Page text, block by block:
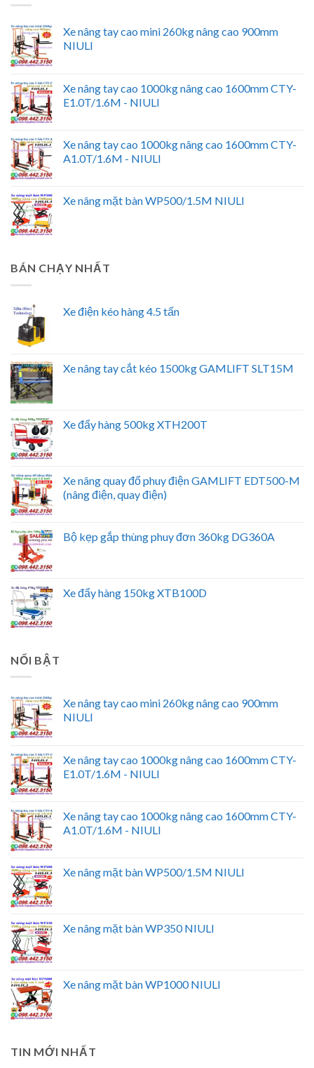
Xe nâng tay cao mini 260kg nâng cao 900mm
NIULI
Xe nâng tay cao 1000kg nâng cao 1600mm CTY-
E1.0T/1.6M - NIULI
Xe nâng tay cao 1000kg nâng cao 1600mm CTY-
A1.0T/1.6M - NIULI
Xe nâng mặt bàn WP500/1.5M NIULI
BÁN CHẠY NHẤT
Xe điện kéo hàng 4.5 tấn
Xe nâng tay cắt kéo 1500kg GAMLIFT SLT15M
Xe đẩy hàng 500kg XTH200T
Xe nâng quay đổ phuy điện GAMLIFT EDT500-M
(nâng điện, quay điện)
Bộ kẹp gắp thùng phuy đơn 360kg DG360A
Xe đẩy hàng 150kg XTB100D
NỔI BẬT
Xe nâng tay cao mini 260kg nâng cao 900mm
NIULI
Xe nâng tay cao 1000kg nâng cao 1600mm CTY-
E1.0T/1.6M - NIULI
Xe nâng tay cao 1000kg nâng cao 1600mm CTY-
A1.0T/1.6M - NIULI
Xe nâng mặt bàn WP500/1.5M NIULI
Xe nâng mặt bàn WP350 NIULI
Xe nâng mặt bàn WP1000 NIULI
TIN MỚI NHẤT